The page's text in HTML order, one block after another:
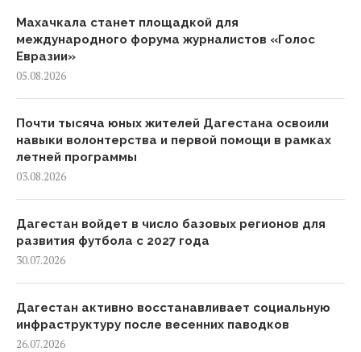
Махачкала станет площадкой для
международного форума журналистов «Голос
Евразии»
05.08.2026
Почти тысяча юных жителей Дагестана освоили
навыки волонтерства и первой помощи в рамках
летней программы
03.08.2026
Дагестан войдет в число базовых регионов для
развития футбола с 2027 года
30.07.2026
Дагестан активно восстанавливает социальную
инфраструктуру после весенних паводков
26.07.2026